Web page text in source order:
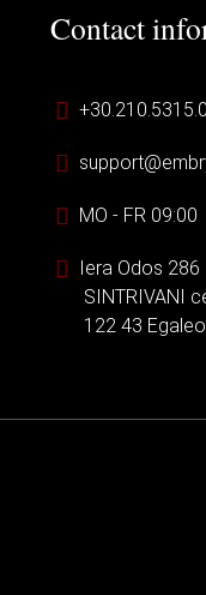
Contact
MO - FR
Iera Odos 286
SINTRIVANI
122 43 Egaleo